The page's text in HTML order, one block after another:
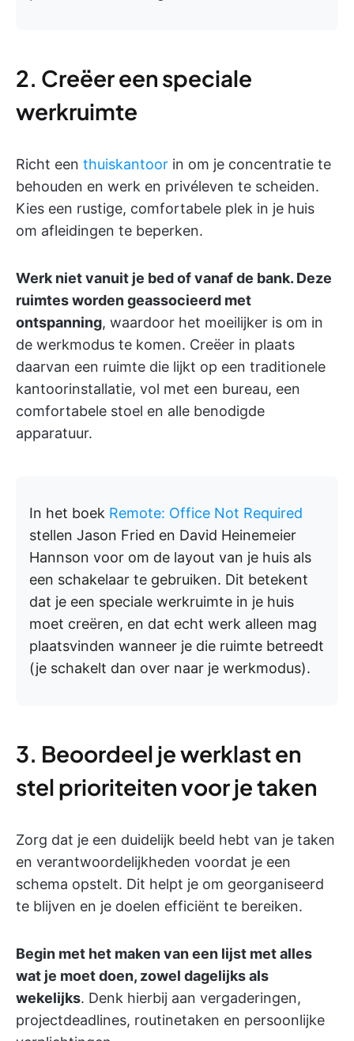
2. Creëer een speciale
werkruimte
Richt een thuiskantoor in om je concentratie te
behouden en werk en privéleven te scheiden.
Kies een rustige, comfortabele plek in je huis
om afleidingen te beperken.
Werk niet vanuit je bed of vanaf de bank. Deze
ruimtes worden geassocieerd met
ontspanning, waardoor het moeilijker is om in
de werkmodus te komen. Creëer in plaats
daarvan een ruimte die lijkt op een traditionele
kantoorinstallatie, vol met een bureau, een
comfortabele stoel en alle benodigde
apparatuur.
In het boek Remote: Office Not Required
stellen Jason Fried en David Heinemeier
Hannson voor om de layout van je huis als
een schakelaar te gebruiken. Dit betekent
dat je een speciale werkruimte in je huis
moet creëren, en dat echt werk alleen mag
plaatsvinden wanneer je die ruimte betreedt
(je schakelt dan over naar je werkmodus).
3. Beoordeel je werklast en
stel prioriteiten voor je taken
Zorg dat je een duidelijk beeld hebt van je taken
en verantwoordelijkheden voordat je een
schema opstelt. Dit helpt je om georganiseerd
te blijven en je doelen efficiënt te bereiken.
Begin met het maken van een lijst met alles
wat je moet doen, zowel dagelijks als
wekelijks. Denk hierbij aan vergaderingen,
projectdeadlines, routinetaken en persoonlijke